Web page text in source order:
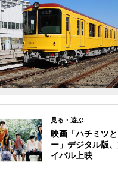
見る・遊ぶ
映画「ハチミツ
ー」デジタル版
イバル上映